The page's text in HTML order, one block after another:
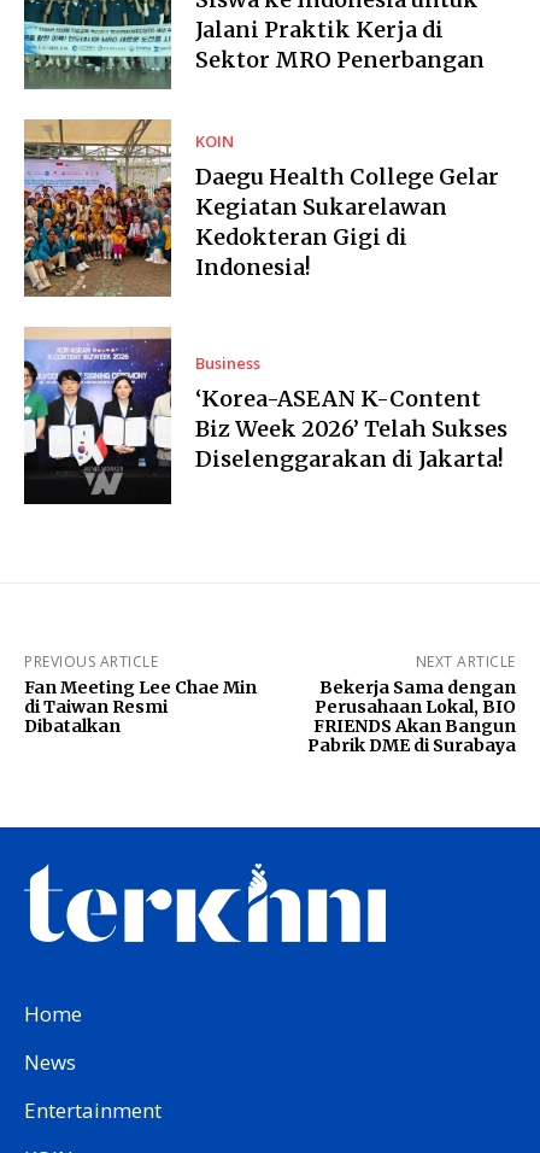
Jalani Praktik Kerja di
Sektor MRO Penerbangan
KOIN
Daegu Health College Gelar
Kegiatan Sukarelawan
Kedokteran Gigi di
Indonesia!
Business
‘Korea-ASEAN K-Content
Biz Week 2026’ Telah Sukses
Diselenggarakan di Jakarta!
PREVIOUS ARTICLE
Fan Meeting Lee Chae Min
di Taiwan Resmi
Dibatalkan
NEXT ARTICLE
Bekerja Sama dengan
Perusahaan Lokal, BIO
FRIENDS Akan Bangun
Pabrik DME di Surabaya
Home
News
Entertainment